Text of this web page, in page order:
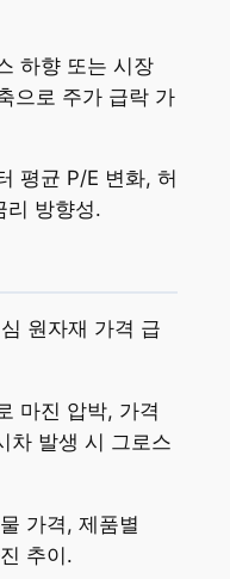
하향 또는 시장
으로 주가 급락 가
평균 P/E 변화, 허
리 방향성.
원자재 가격 급
마진 압박, 가격
차 발생 시 그로스
가격, 제품별
추이.